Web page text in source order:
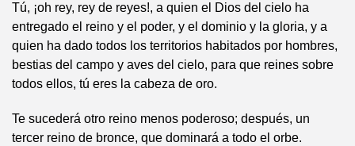
Tú, ¡oh rey, rey de reyes!, a quien el Dios del cielo ha
entregado el reino y el poder, y el dominio y la gloria, y a
quien ha dado todos los territorios habitados por hombres,
bestias del campo y aves del cielo, para que reines sobre
todos ellos, tú eres la cabeza de oro.
Te sucederá otro reino menos poderoso; después, un
tercer reino de bronce, que dominará a todo el orbe.